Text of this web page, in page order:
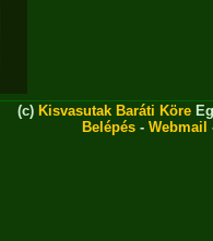
(c) Kisvasutak Baráti Köre
Belépés - Webmail